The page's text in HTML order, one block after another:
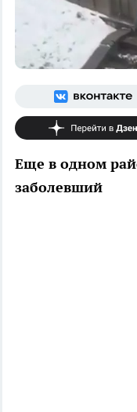
Еще в одном
заболевший